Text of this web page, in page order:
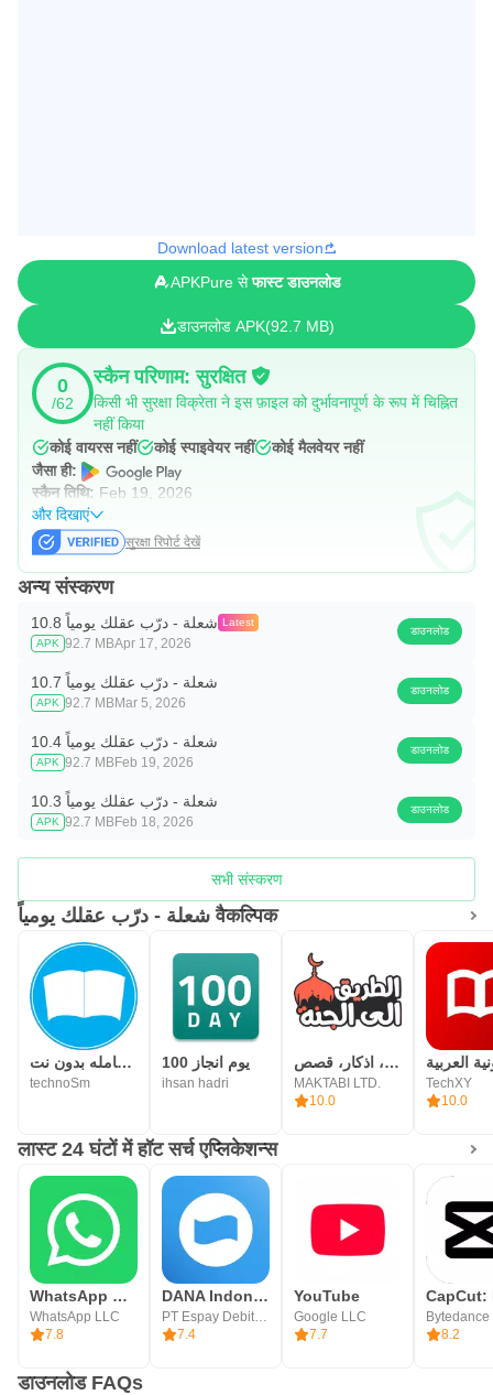
Download latest version
APKPure सेफास्ट डाउनलोड
डाउनलोड APK 92.7 MB
0
/62
स्कैन परिणाम: सुरक्षित
किसी भी सुरक्षा विक्रेता ने इस फ़ाइल को दुर्भावनापूर्ण के रूप में चिह्नित
नहीं किया
कोई वायरस नहीं
कोई स्पाइवेयर नहीं
कोई मैलवेयर नहीं
जैसा ही:
स्कैन तिथि: Feb 19, 2026
और दिखाएं
सुरक्षा रिपोर्ट देखें
अन्य संस्करण
شعلة - درّب عقلك يومياً 10.8 Latest
APK 92.7 MBApr 17, 2026
डाउनलोड
شعلة - درّب عقلك يومياً 10.7
APK 92.7 MBMar 5, 2026
डाउनलोड
شعلة - درّب عقلك يومياً 10.4
APK 92.7 MBFeb 19, 2026
डाउनलोड
شعلة - درّب عقلك يومياً 10.3
APK 92.7 MBFeb 18, 2026
डाउनलोड
सभी संस्करण
شعلة - درّب عقلك يومياً वैकल्पिक
المكتبة الشامله بدون نت
technoSm
100 يوم انجاز
ihsan hadri
الطريق الى الجنة، اذكار، قصص
MAKTABI LTD.
10.0
TechXY
10.0
लास्ट 24 घंटों में हॉट सर्च एप्लिकेशन्स
WhatsApp Messenger
WhatsApp LLC
7.8
DANA Indonesia Digital Wallet
7.4
YouTube
Google LLC
7.7
8.2
डाउनलोड FAQs